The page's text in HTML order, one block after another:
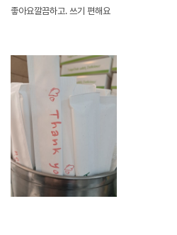
좋아요깔끔하고. 쓰기 편해요